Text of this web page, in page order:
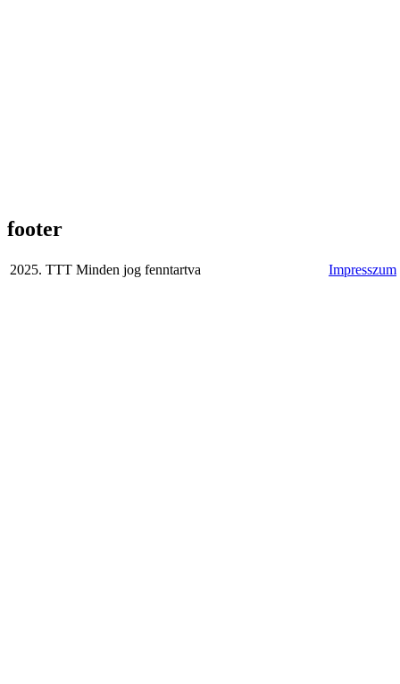
footer
2025. TTT Minden jog fenntartva Impresszum